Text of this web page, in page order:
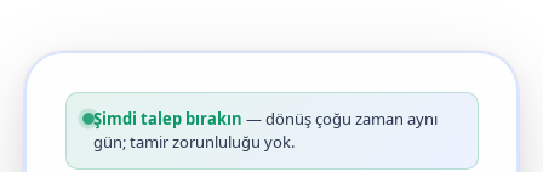
Şimdi talep bırakın — dönüş çoğu zaman aynı
gün; tamir zorunluluğu yok.